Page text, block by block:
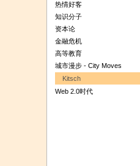
热情好客
知识分子
资本论
金融危机
高等教育
城市漫步 - City Moves
Kitsch
Web 2.0时代